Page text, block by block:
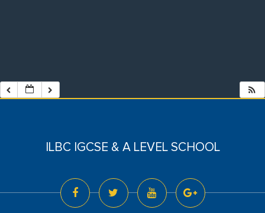
ILBC IGCSE & A LEVEL SCHOOL